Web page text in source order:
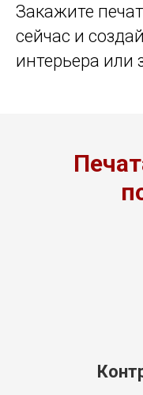
Закажите
сейчас и
интерьера